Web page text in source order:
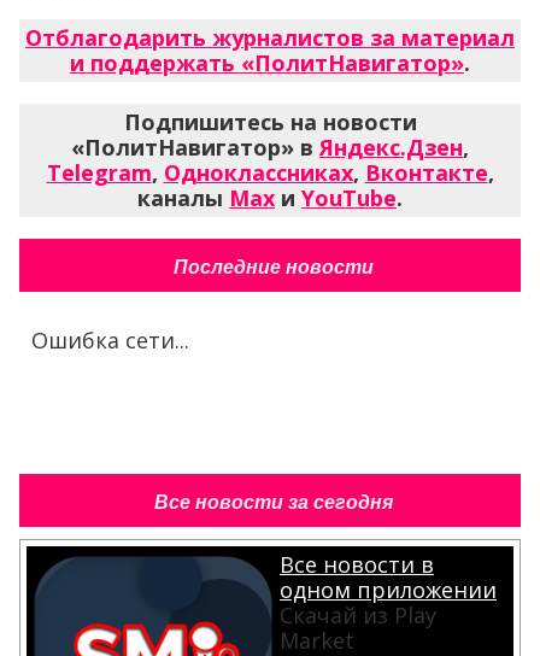
Отблагодарить журналистов за материал
и поддержать «ПолитНавигатор».
Подпишитесь на новости
«ПолитНавигатор» вЯндекс.Дзен,
Telegram, Одноклассниках, Вконтакте,
каналы Max и YouTube.
Последние новости
Ошибка сети...
Все новости за сегодня
Все новости в
одном приложении
Скачай из Play
Market